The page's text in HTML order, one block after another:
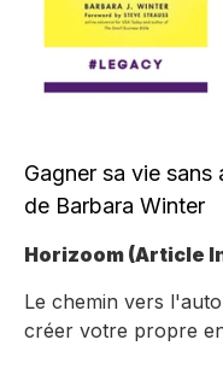
Gagner sa vie sans
de Barbara Winter
Horizoom (Article
Le chemin vers
créer votre propre